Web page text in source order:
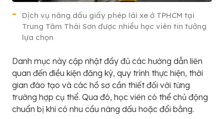
Dịch vụ nâng dấu giấy phép lái xe ở TPHCM tại
Trung Tâm Thái Sơn được nhiều học viên tin tưởng
lựa chọn
Danh mục này cập nhật đầy đủ các hướng dẫn liên
quan đến điều kiện đăng ký, quy trình thực hiện, thời
gian đào tạo và các hồ sơ cần thiết đối với từng
trường hợp cụ thể. Qua đó, học viên có thể chủ động
chuẩn bị khi có nhu cầu nâng dấu hoặc đổi bằng.